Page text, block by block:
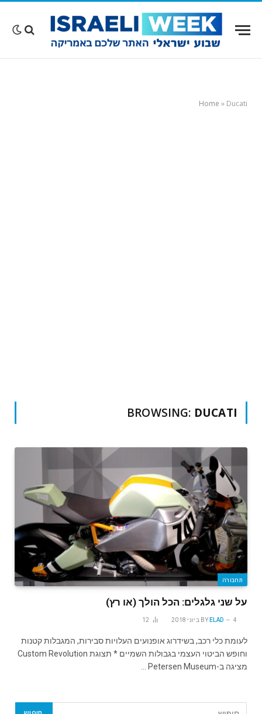
Home » Ducati
BROWSING: DUCATI
תחבורה
על שני גלגלים: הכל הולך (או רץ)
BY ELAD 4 ביוני 2018 12
לעומת כלי רכב, בשידרוג אופנועים העלויות סבירות, המגבלות קטנות
וחופש הביטוי העצמי בגבולות השמיים * תצוגת Custom Revolution
מציגה ב-Petersen Museum …